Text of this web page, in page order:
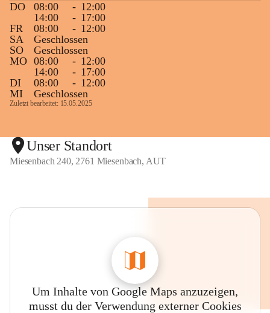
DO
08:00 - 12:00
14:00
- 17:00
FR
08:00 - 12:00
SA
Geschlossen
SO
Geschlossen
MO 08:00 - 12:00
14:00
- 17:00
DI
08:00 - 12:00
MI
Geschlossen
Zuletzt bearbeitet: 15.05.2025
Unser Standort
Miesenbach 240, 2761 Miesenbach, AUT
Um Inhalte von Google Maps anzuzeigen,
musst du der Verwendung externer Cookies